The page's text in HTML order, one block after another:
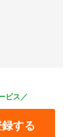
ビス／
する